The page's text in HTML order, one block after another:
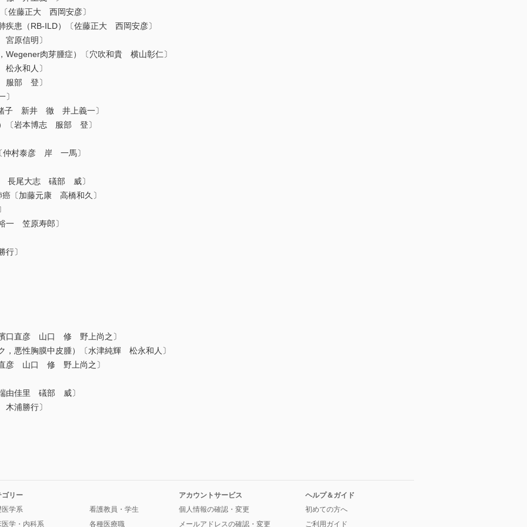
佐藤正大 西岡安彦〕
患（RB-ILD）〔佐藤正大 西岡安彦〕
原信明〕
肉芽腫症）〔穴吹和貴 横山彰仁〕
永和人〕
服部 登〕
子 新井 徹 井上義一〕
〔岩本博志 服部 登〕
仲村泰彦 岸 一馬〕
長尾大志 礒部 威〕
〔加藤元康 高橋和久〕
一 笠原寿郎〕
〕
口直彦 山口 修 野上尚之〕
悪性胸膜中皮腫）〔水津純輝 松永和人〕
彦 山口 修 野上尚之〕
由佳里 礒部 威〕
浦勝行〕
ゴリー
医学系
医学・内科系
看護教員・学生
各種医療職
アカウントサービス
個人情報の確認・変更
メールアドレスの確認・変更
ヘルプ＆ガイド
初めての方へ
ご利用ガイド